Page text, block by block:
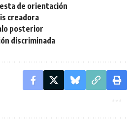
de orientación
creadora
posterior
discriminada